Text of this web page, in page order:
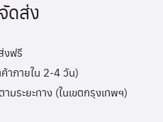
ดส่ง
งฟรี
าภายใน 2-4 วัน)
ระยะทาง (ในเขตกรุงเทพฯ)